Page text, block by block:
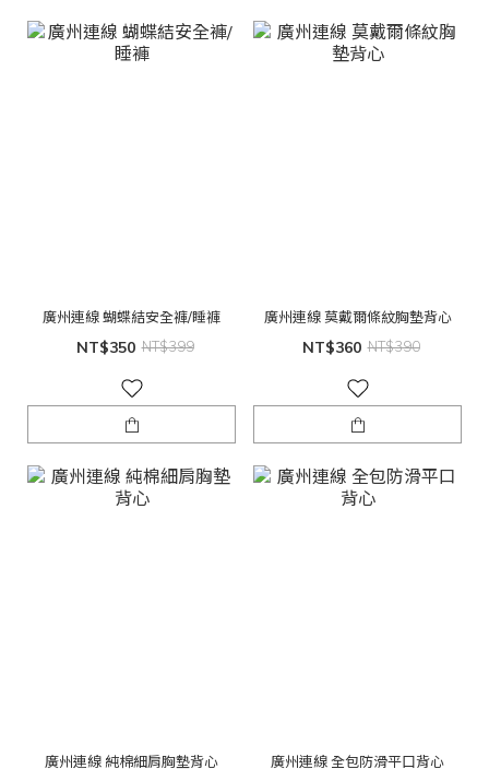
廣州連線 蝴蝶結安全褲/睡褲
NT$350 NT$399
廣州連線 莫戴爾條紋胸墊背心
NT$360 NT$390
廣州連線 純棉細肩胸墊背心 廣州連線 全包防滑平口背心